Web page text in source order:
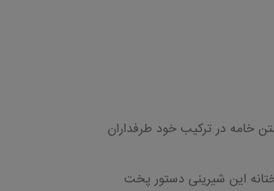
خامه در ترکیب خود طرفداران
این شیرینی دستور پخت